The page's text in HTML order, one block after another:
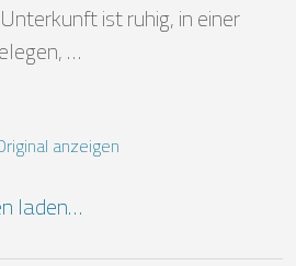
ist ruhig, in einer
…
anzeigen
laden…